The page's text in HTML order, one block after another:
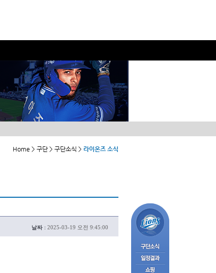
Home > 구단 > 구단소식 > 라이온즈 소식
날짜 : 2025-03-19 오전 9:45:00